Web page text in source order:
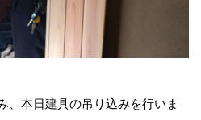
、本日建具の吊り込みを行いま